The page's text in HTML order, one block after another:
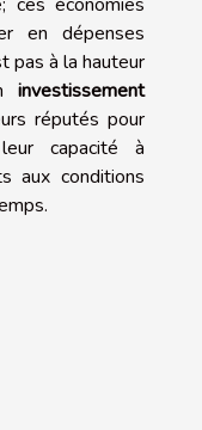
en dépenses
pas à la hauteur
investissement
réputés pour
capacité à
aux conditions